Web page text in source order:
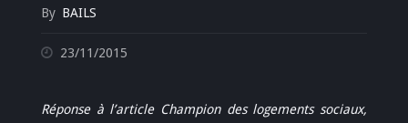
By BAILS
23/11/2015
Réponse à l’article Champion des logements sociaux,